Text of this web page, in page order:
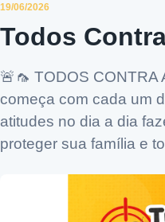
19/06/2026
Todos
🚨🦟 TODOS CONTRA
começa com cada um
atitudes no dia a dia
proteger sua família e